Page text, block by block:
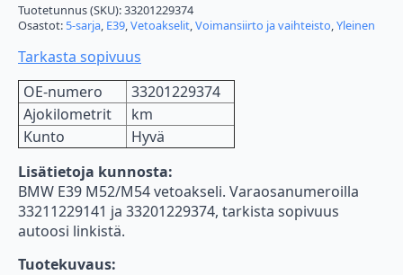
Tuotetunnus (SKU):33201229374
Osastot: 5-sarja, E39,Vetoakselit,Voimansiirto ja vaihteisto,Yleinen
Tarkasta sopivuus
OE-numero
33201229374
Ajokilometrit
km
Kunto
Hyvä
Lisätietoja kunnosta:
BMW E39 M52/M54 vetoakseli. Varaosanumeroilla
33211229141 ja 33201229374, tarkista sopivuus
autoosi linkistä.
Tuotekuvaus: